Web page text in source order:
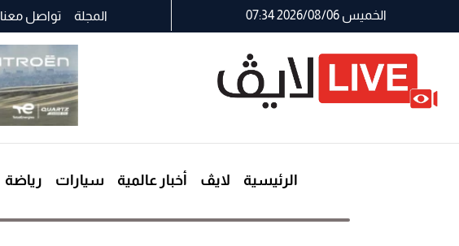
الخميس 2026/08/06 07:34 المجلة تواصل معنا
الرئيسية لايڤ أخبار عالمية سيارات رياضة